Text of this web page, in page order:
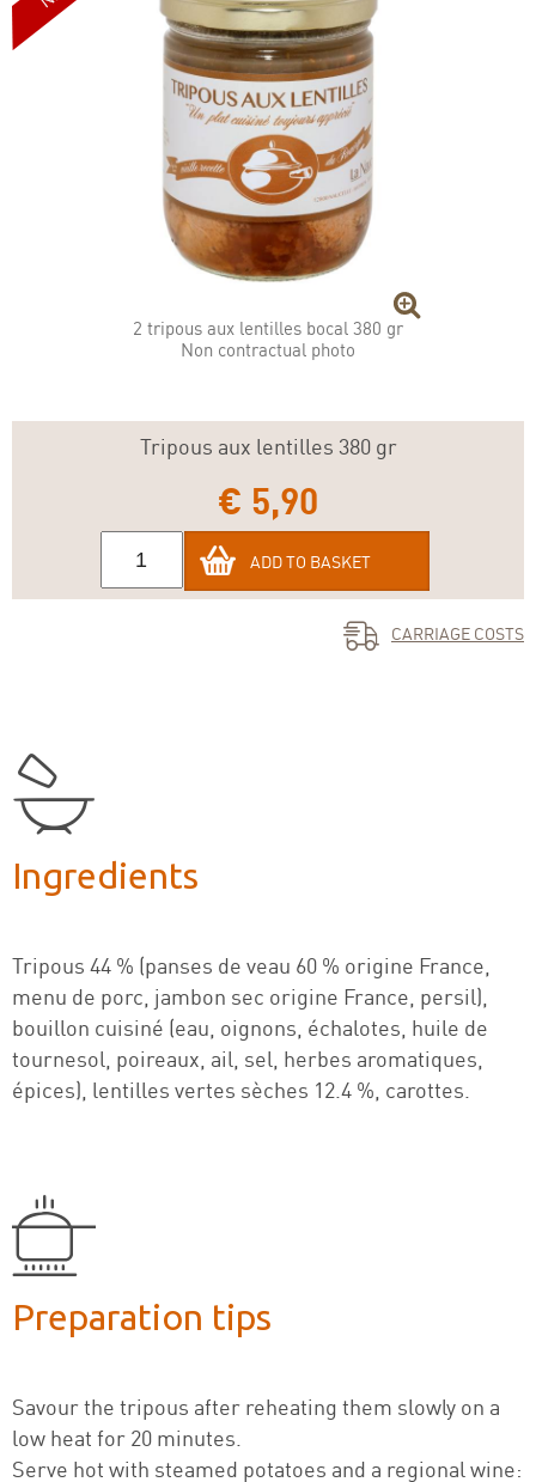
2 tripous aux lentilles bocal 380 gr
Non contractual photo
Tripous aux lentilles 380 gr
€ 5,90
ADD TO BASKET
CARRIAGE COSTS
Ingredients
Tripous 44 % (panses de veau 60 % origine France,
menu de porc, jambon sec origine France, persil),
bouillon cuisiné (eau, oignons, échalotes, huile de
tournesol, poireaux, ail, sel, herbes aromatiques,
épices), lentilles vertes sèches 12.4 %, carottes.
Preparation tips
Savour the tripous after reheating them slowly on a
low heat for 20 minutes.
Serve hot with steamed potatoes and a regional wine: